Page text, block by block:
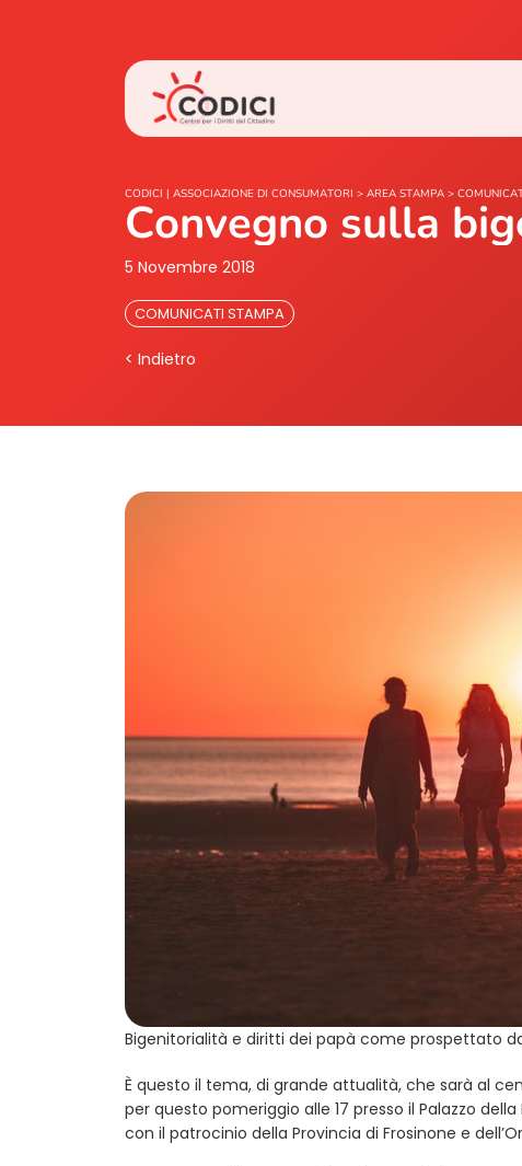
CODICI | ASSOCIAZIONE DI CONSUMATORI > AREA STAMPA >
Convegno sulla
5 Novembre 2018
COMUNICATI STAMPA
< Indietro
Bigenitorialità e diritti dei papà come prospettato
È questo il tema, di grande attualità, che sarà al
per questo pomeriggio alle 17 presso il Palazzo
con il patrocinio della Provincia di Frosinone e